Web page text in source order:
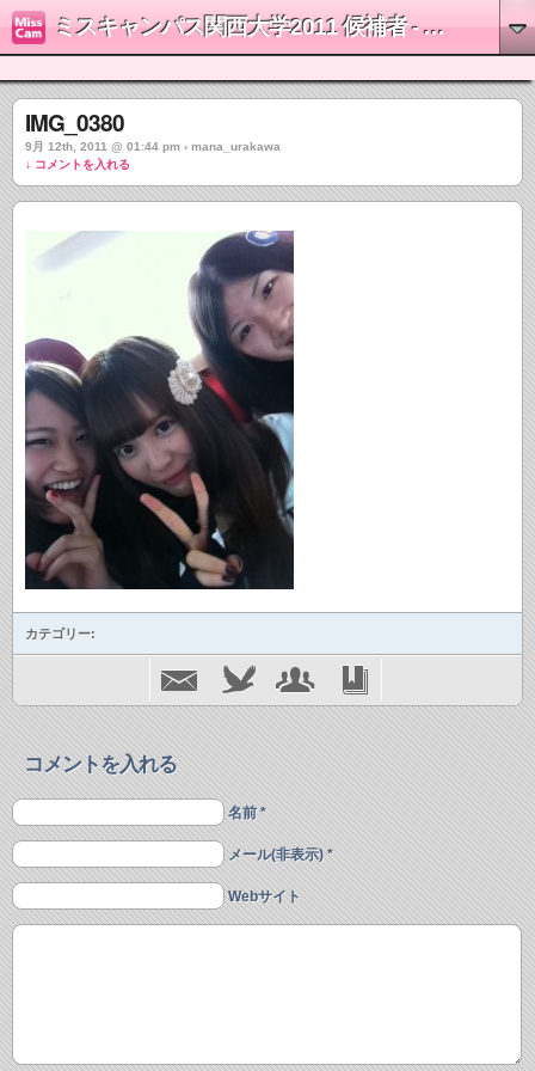
ミスキャンパス関西大学2011 候補者 - 浦川茉奈
IMG_0380
9月 12th, 2011 @ 01:44 pm › mana_urakawa
↓ コメントを入れる
カテゴリー:
コメントを入れる
名前 *
メール(非表示) *
Webサイト